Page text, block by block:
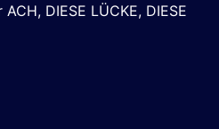
DIESE LÜCKE, DIESE